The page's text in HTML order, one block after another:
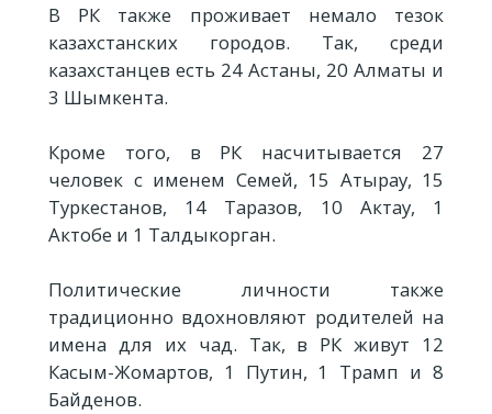
В РК также проживает немало тезок
казахстанских городов. Так, среди
казахстанцев есть 24 Астаны, 20 Алматы и
3 Шымкента.
Кроме того, в РК насчитывается 27
человек с именем Семей, 15 Атырау, 15
Туркестанов, 14 Таразов, 10 Актау, 1
Актобе и 1 Талдыкорган.
Политические личности также
традиционно вдохновляют родителей на
имена для их чад. Так, в РК живут 12
Касым-Жомартов, 1 Путин, 1 Трамп и 8
Байденов.